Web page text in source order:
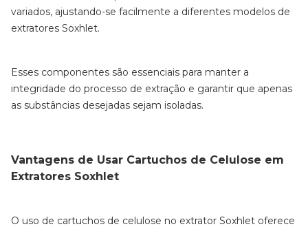
variados, ajustando-se facilmente a diferentes modelos de
extratores Soxhlet.
Esses componentes são essenciais para manter a
integridade do processo de extração e garantir que apenas
as substâncias desejadas sejam isoladas.
Vantagens de Usar Cartuchos de Celulose em
Extratores Soxhlet
O uso de cartuchos de celulose no extrator Soxhlet oferece